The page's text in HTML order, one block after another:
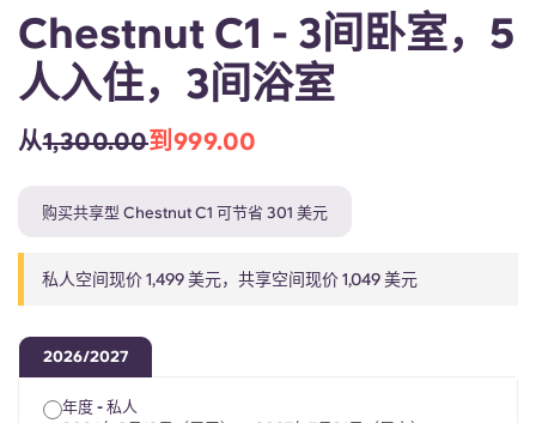
Chinese
Español
登录
Chestnut C1 - 3间卧室，5
人入住，3间浴室
从1,300.00到999.00
购买共享型 Chestnut C1 可节省 301 美元
私人空间现价 1,499 美元，共享空间现价 1,049 美元
2026/2027
年度 - 私人